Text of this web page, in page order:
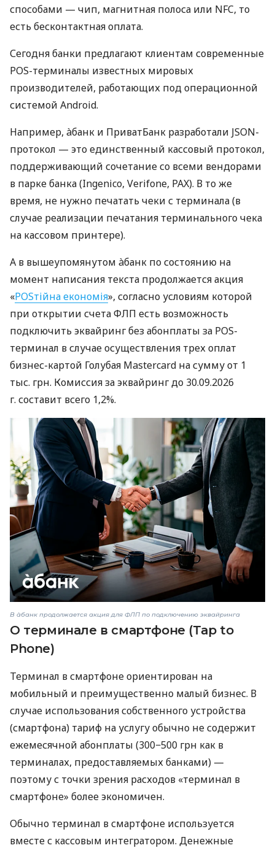
способами — чип, магнитная полоса или NFC, то
есть бесконтактная оплата.
Сегодня банки предлагают клиентам современные
POS-терминалы известных мировых
производителей, работающих под операционной
системой Android.
Например, àбанк и ПриватБанк разработали JSON-
протокол — это единственный кассовый протокол,
поддерживающий сочетание со всеми вендорами
в парке банка (Ingenico, Verifone, PAX). В то же
время, не нужно печатать чеки с терминала (в
случае реализации печатания терминального чека
на кассовом принтере).
А в вышеупомянутом àбанк по состоянию на
момент написания текста продолжается акция
«POSтійна економія», согласно условиям которой
при открытии счета ФЛП есть возможность
подключить эквайринг без абонплаты за POS-
терминал в случае осуществления трех оплат
бизнес-картой Голубая Mastercard на сумму от 1
тыс. грн. Комиссия за эквайринг до 30.09.2026
г. составит всего 1,2%.
В àбанк продолжается акция для ФЛП по подключению эквайринга
О терминале в смартфоне (Tap to
Phone)
Терминал в смартфоне ориентирован на
мобильный и преимущественно малый бизнес. В
случае использования собственного устройства
(смартфона) тариф на услугу обычно не содержит
ежемесячной абонплаты (300−500 грн как в
терминалах, предоставляемых банками) —
поэтому с точки зрения расходов «терминал в
смартфоне» более экономичен.
Обычно терминал в смартфоне используется
вместе с кассовым интегратором. Денежные